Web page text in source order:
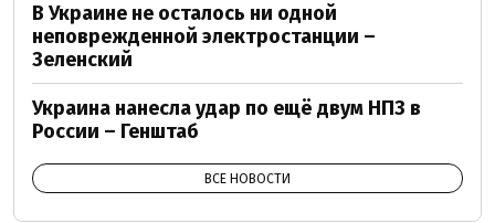
В Украине не осталось ни одной
неповрежденной электростанции –
Зеленский
Украина нанесла удар по ещё двум НПЗ в
России – Генштаб
ВСЕ НОВОСТИ